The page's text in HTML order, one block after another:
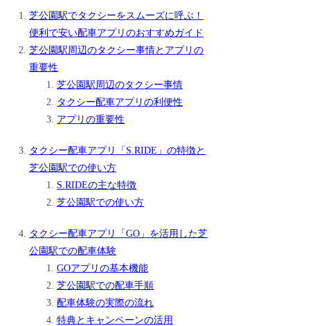
芝公園駅でタクシーをスムーズに呼ぶ！
便利で安い配車アプリのおすすめガイド
芝公園駅周辺のタクシー事情とアプリの
重要性
芝公園駅周辺のタクシー事情
タクシー配車アプリの利便性
アプリの重要性
タクシー配車アプリ「S.RIDE」の特徴と
芝公園駅での使い方
S.RIDEの主な特徴
芝公園駅での使い方
タクシー配車アプリ「GO」を活用した芝
公園駅での配車体験
GOアプリの基本機能
芝公園駅での配車手順
配車体験の実際の流れ
特典とキャンペーンの活用